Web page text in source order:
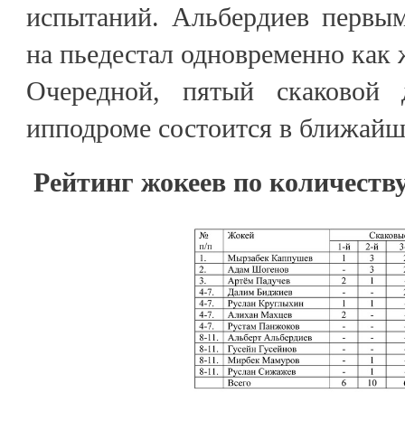
испытаний. Альбердиев
на пьедестал одновременно как
Очередной, пятый скаковой
ипподроме состоится в
Рейтинг жокеев по